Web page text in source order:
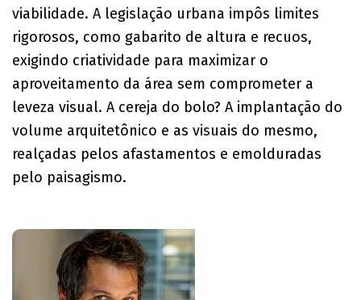
viabilidade. A legislação urbana impôs limites
rigorosos, como gabarito de altura e recuos,
exigindo criatividade para maximizar o
aproveitamento da área sem comprometer a
leveza visual. A cereja do bolo? A implantação do
volume arquitetônico e as visuais do mesmo,
realçadas pelos afastamentos e emolduradas
pelo paisagismo.